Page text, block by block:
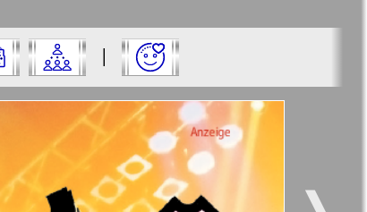
|
и нажмите на нее:
5 Город 511